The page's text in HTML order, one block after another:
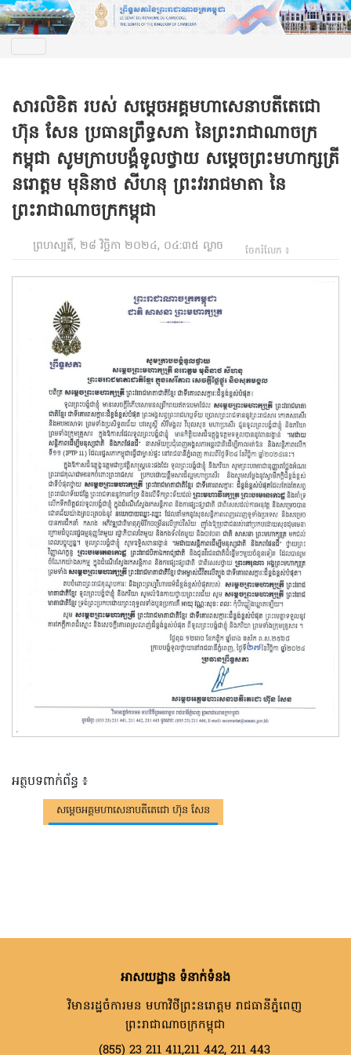
សារលិខិត របស់ សម្តេចអគ្គមហាសេនាបតីតេជោ
ហ៊ុន សែន ប្រធានព្រឹទ្ធសភា នៃព្រះរាជាណាចក្រ
កម្ពុជា សូមក្រាបបង្គំទូលថ្វាយ សម្តេចព្រះមហាក្សត្រី
នរោត្តម មុនិនាថ សីហនុ ព្រះវររាជមាតា នៃ
ព្រះរាជាណាចក្រកម្ពុជា
ព្រហស្បតិ៍, ២៨ វិច្ឆិកា ២០២៤, ០៤:៣៥ ល្ងាច ចែករំលែក ៖
អត្ថបទពាក់ព័ន្ធ ៖
សម្តេចអគ្គមហាសេនាបតីតេជោ ហ៊ុន សែន
អាសយដ្ឋាន ទំនាក់ទំនង
វិមានរដ្ឋចំការមន មហាវិថីព្រះនរោត្តម រាជធានីភ្នំពេញ
ព្រះរាជាណាចក្រកម្ពុជា
(855) 23 211 411,211 442, 211 443